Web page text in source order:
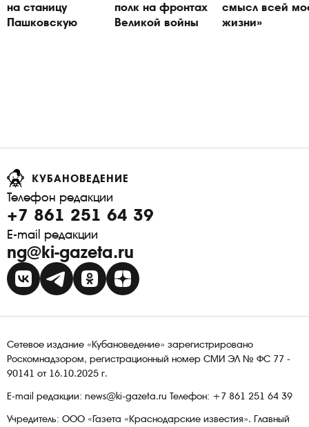
на станицу
Пашковскую
полк на фронтах
Великой войны
смысл всей
жизни»
КУБАНОВЕДЕНИЕ
Телефон редакции
+7 861 251 64 39
E-mail редакции
ng@ki-gazeta.ru
Сетевое издание «Кубановедение» зарегистрировано
Роскомнадзором, регистрационный номер СМИ ЭЛ № ФС 77 -
90141 от 16.10.2025 г.
E-mail редакции: news@ki-gazeta.ru Телефон: +7 861 251 64 39
Учредитель: ООО «Газета «Краснодарские известия». Главный